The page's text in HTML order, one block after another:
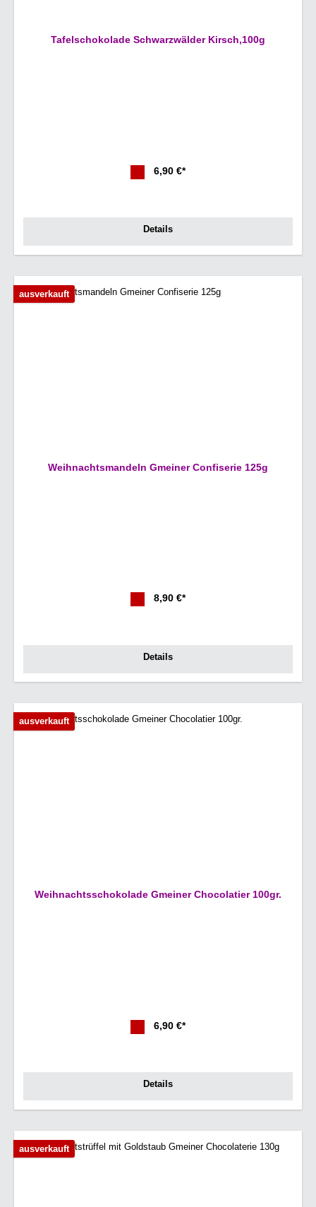
Tafelschokolade Schwarzwälder Kirsch,100g
6,90 €*
Details
ausverkauft
Weihnachtsmandeln Gmeiner Confiserie 125g
8,90 €*
Details
ausverkauft
Weihnachtsschokolade Gmeiner Chocolatier 100gr.
6,90 €*
Details
ausverkauft